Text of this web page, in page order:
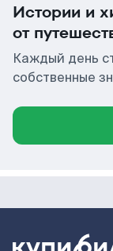
Истории и
от
Каждый день
собственные